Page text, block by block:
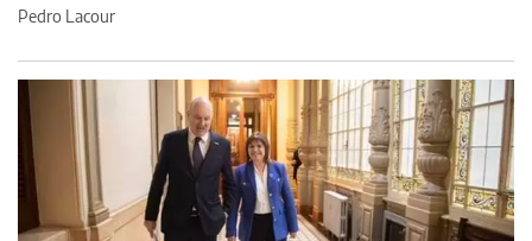
Pedro Lacour